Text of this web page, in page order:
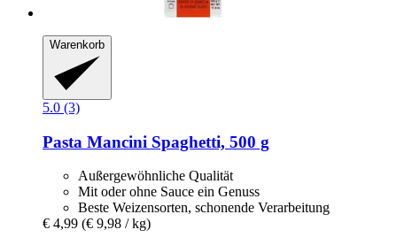
Warenkorb
5.0 (3)
Pasta Mancini Spaghetti, 500 g
Außergewöhnliche Qualität
Mit oder ohne Sauce ein Genuss
Beste Weizensorten, schonende Verarbeitung
€ 4,99 (€ 9,98 / kg)